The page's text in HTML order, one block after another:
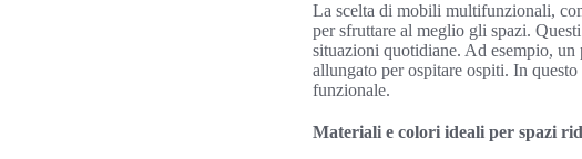
La scelta di mobili multifunzionali,
per sfruttare al meglio gli spazi.
situazioni quotidiane. Ad esempio, un
allungato per ospitare ospiti. In
funzionale.
Materiali e colori ideali per spazi